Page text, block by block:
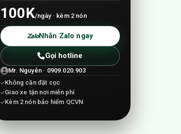
100K/ngày · kèm 2 nón
ZaloNhắn Zalo ngay
Gọi hotline
Mr. Nguyên · 0909.020.903
Không cần đặt cọc
Giao xe tận nơi miễn phí
Kèm 2 nón bảo hiểm QCVN